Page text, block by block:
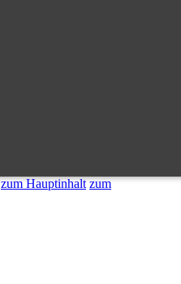
zum Hauptinhalt zum